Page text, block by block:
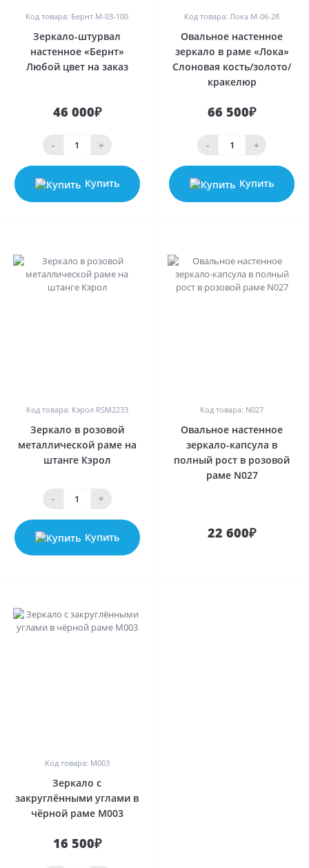
Код товара: Бернт M-03-100
Зеркало-штурвал
настенное «Бернт»
Любой цвет на заказ
46 000₽
- +
Купить
Код товара: Лока M-06-28
Овальное настенное
зеркало в раме «Лока»
Слоновая кость/золото/
кракелюр
66 500₽
- +
Купить
Код товара: Кэрол RSM2233
Зеркало в розовой
металлической раме на
штанге Кэрол
- +
Купить
Код товара: N027
Овальное настенное
зеркало-капсула в
полный рост в розовой
раме N027
22 600₽
Код товара: M003
Зеркало с
закруглёнными углами в
чёрной раме M003
16 500₽